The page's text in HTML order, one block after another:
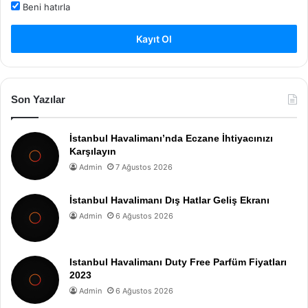
Beni hatırla
Kayıt Ol
Son Yazılar
İstanbul Havalimanı’nda Eczane İhtiyacınızı
Karşılayın
Admin 7 Ağustos 2026
İstanbul Havalimanı Dış Hatlar Geliş Ekranı
Admin 6 Ağustos 2026
Istanbul Havalimanı Duty Free Parfüm Fiyatları
2023
Admin 6 Ağustos 2026